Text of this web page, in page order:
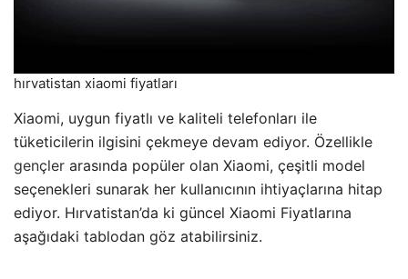
hırvatistan xiaomi fiyatları
Xiaomi, uygun fiyatlı ve kaliteli telefonları ile
tüketicilerin ilgisini çekmeye devam ediyor. Özellikle
gençler arasında popüler olan Xiaomi, çeşitli model
seçenekleri sunarak her kullanıcının ihtiyaçlarına hitap
ediyor. Hırvatistan’da ki güncel Xiaomi Fiyatlarına
aşağıdaki tablodan göz atabilirsiniz.